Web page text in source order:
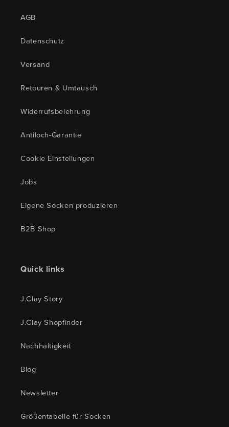
AGB
Datenschutz
Versand
Retouren & Umtausch
Widerrufsbelehrung
Antiloch-Garantie
Cookie Einstellungen
Jobs
Eigene Socken produzieren
B2B Shop
Quick links
J.Clay Story
J.Clay Shopfinder
Nachhaltigkeit
Blog
Newsletter
Größentabelle für Socken